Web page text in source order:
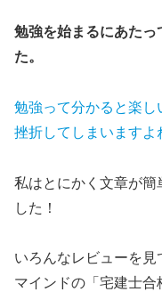
勉強を始まるにあたっ
た。
勉強って分かると楽し
挫折してしまいますよ
私はとにかく文章が簡
した！
いろんなレビューを
マインドの「宅建士合